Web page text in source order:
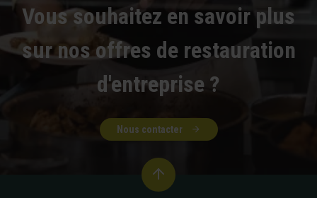
Vous souhaitez en savoir plus
sur nos offres de restauration
d'entreprise ?
Nous contacter